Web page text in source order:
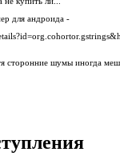
для андроида -
сторонние шумы иногда